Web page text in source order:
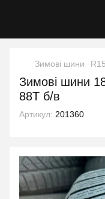
Зимові шини R15
Зимові шини
88T б/в
Артикул: 201360